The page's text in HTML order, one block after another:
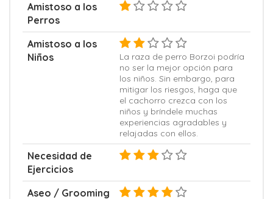
Amistoso a los
Perros
Amistoso a los
Niños
La raza de perro Borzoi podría
no ser la mejor opción para
los niños. Sin embargo, para
mitigar los riesgos, haga que
el cachorro crezca con los
niños y bríndele muchas
experiencias agradables y
relajadas con ellos.
Necesidad de
Ejercicios
Aseo / Grooming